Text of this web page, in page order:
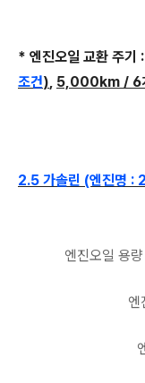
* 엔진오일 교환 주기 :
조건), 5,000km / 6
2.5 가솔린 (엔진명 :
엔진오일 용
엔